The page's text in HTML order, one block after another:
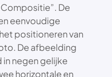
De
eenvoudige
positioneren van
De afbeelding
negen gelijke
horizontale en